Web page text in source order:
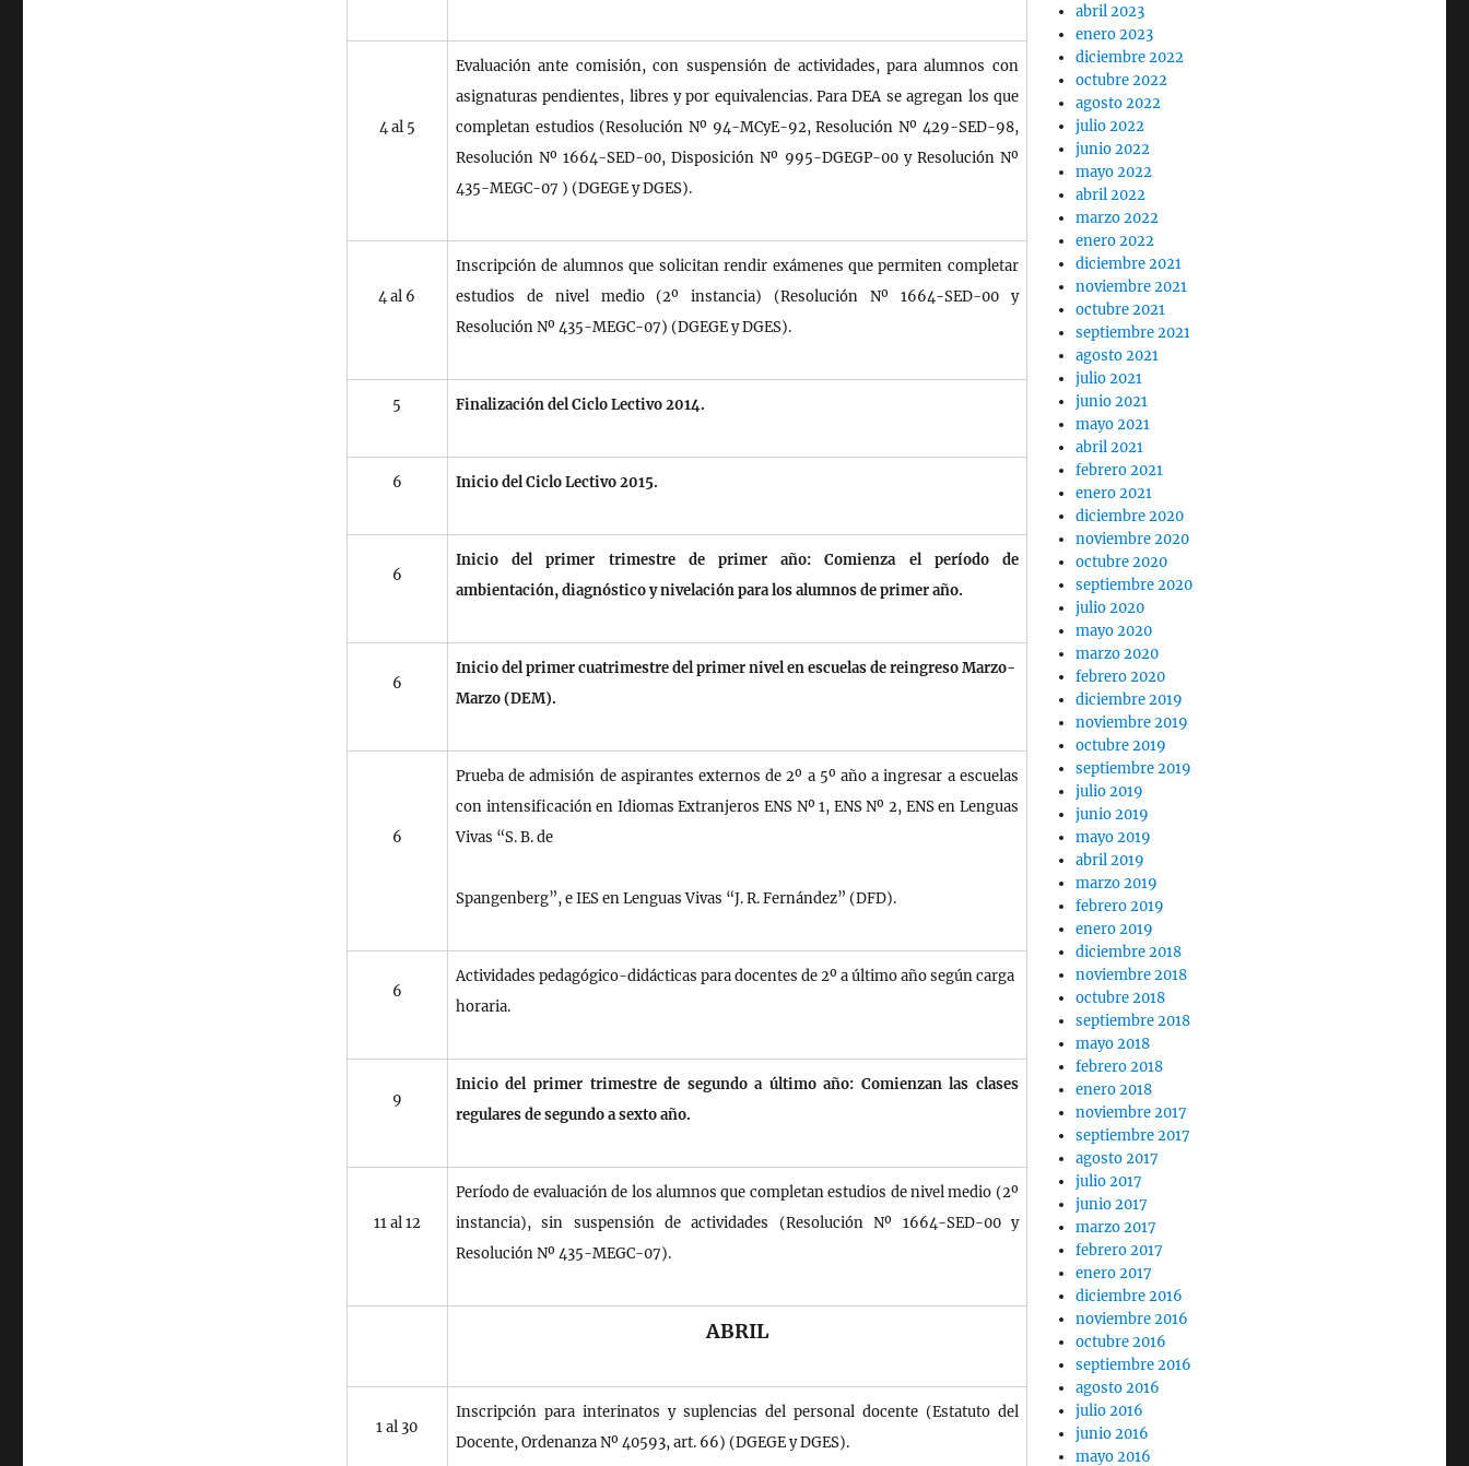
4 al 5
Evaluación ante comisión, con suspensión de actividades, para alumnos con
asignaturas pendientes, libres y por equivalencias. Para DEA se agregan los que
completan estudios (Resolución Nº 94-MCyE-92, Resolución Nº 429-SED-98,
Resolución Nº 1664-SED-00, Disposición Nº 995-DGEGP-00 y Resolución Nº
435-MEGC-07 ) (DGEGE y DGES).
4 al 6
Inscripción de alumnos que solicitan rendir exámenes que permiten completar
estudios de nivel medio (2º instancia) (Resolución Nº 1664-SED-00 y
Resolución Nº 435-MEGC-07) (DGEGE y DGES).
5 Finalización del Ciclo Lectivo 2014.
6 Inicio del Ciclo Lectivo 2015.
6
Inicio del primer trimestre de primer año: Comienza el período de
ambientación, diagnóstico y nivelación para los alumnos de primer año.
6
Inicio del primer cuatrimestre del primer nivel en escuelas de reingreso Marzo-
Marzo (DEM).
6
Prueba de admisión de aspirantes externos de 2º a 5º año a ingresar a escuelas
con intensificación en Idiomas Extranjeros ENS Nº 1, ENS Nº 2, ENS en Lenguas
Vivas “S. B. de
Spangenberg”, e IES en Lenguas Vivas “J. R. Fernández” (DFD).
6
Actividades pedagógico-didácticas para docentes de 2º a último año según carga
horaria.
9
Inicio del primer trimestre de segundo a último año: Comienzan las clases
regulares de segundo a sexto año.
11 al 12
Período de evaluación de los alumnos que completan estudios de nivel medio (2º
instancia), sin suspensión de actividades (Resolución Nº 1664-SED-00 y
Resolución Nº 435-MEGC-07).
ABRIL
1 al 30
Inscripción para interinatos y suplencias del personal docente (Estatuto del
Docente, Ordenanza Nº 40593, art. 66) (DGEGE y DGES).
abril 2023
enero 2023
diciembre 2022
octubre 2022
agosto 2022
julio 2022
junio 2022
mayo 2022
abril 2022
marzo 2022
enero 2022
diciembre 2021
noviembre 2021
octubre 2021
septiembre 2021
agosto 2021
julio 2021
junio 2021
mayo 2021
abril 2021
febrero 2021
enero 2021
diciembre 2020
noviembre 2020
octubre 2020
septiembre 2020
julio 2020
mayo 2020
marzo 2020
febrero 2020
diciembre 2019
noviembre 2019
octubre 2019
septiembre 2019
julio 2019
junio 2019
mayo 2019
abril 2019
marzo 2019
febrero 2019
enero 2019
diciembre 2018
noviembre 2018
octubre 2018
septiembre 2018
mayo 2018
febrero 2018
enero 2018
noviembre 2017
septiembre 2017
agosto 2017
julio 2017
junio 2017
marzo 2017
febrero 2017
enero 2017
diciembre 2016
noviembre 2016
octubre 2016
septiembre 2016
agosto 2016
julio 2016
junio 2016
mayo 2016